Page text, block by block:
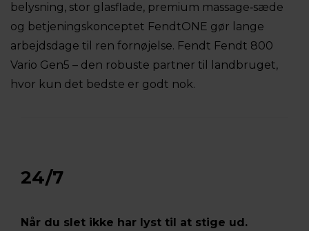
belysning, stor glasflade, premium massage‐sæde
og betjeningskonceptet FendtONE gør lange
arbejdsdage til ren fornøjelse. Fendt Fendt 800
Vario Gen5 – den robuste partner til landbruget,
hvor kun det bedste er godt nok.
24/7
Når du slet ikke har lyst til at stige ud.